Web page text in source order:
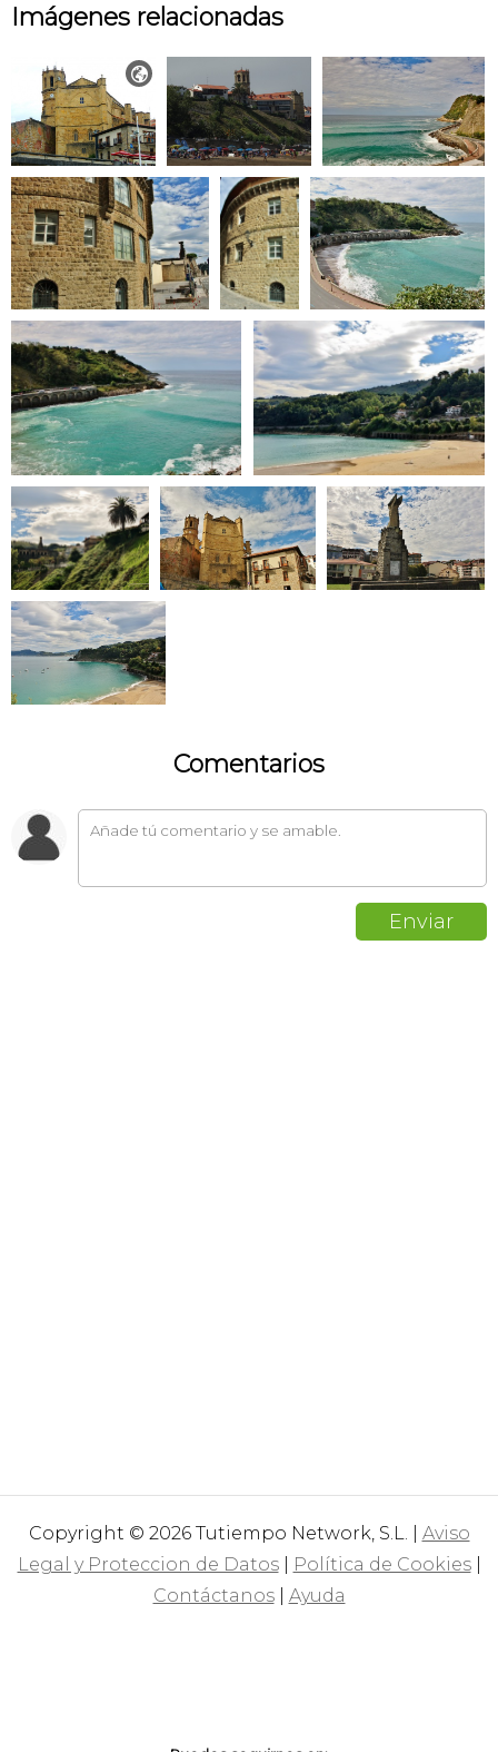
Imágenes relacionadas

Comentarios
Copyright © 2026 Tutiempo Network, S.L. | Aviso
Legal y Proteccion de Datos| Política de Cookies|
Contáctanos| Ayuda